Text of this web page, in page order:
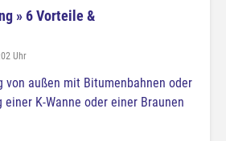
» 6 Vorteile &
Uhr
von außen mit Bitumenbahnen oder
K-Wanne oder einer Braunen